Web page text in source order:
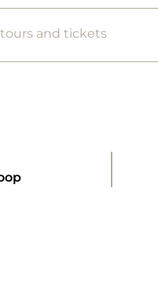
tours and tickets